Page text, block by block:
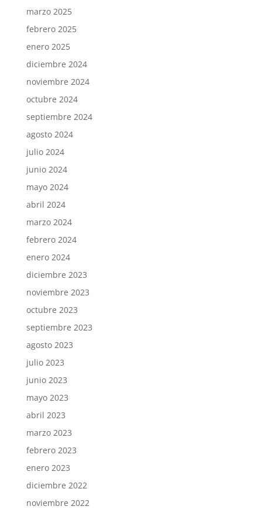
marzo 2025
febrero 2025
enero 2025
diciembre 2024
noviembre 2024
octubre 2024
septiembre 2024
agosto 2024
julio 2024
junio 2024
mayo 2024
abril 2024
marzo 2024
febrero 2024
enero 2024
diciembre 2023
noviembre 2023
octubre 2023
septiembre 2023
agosto 2023
julio 2023
junio 2023
mayo 2023
abril 2023
marzo 2023
febrero 2023
enero 2023
diciembre 2022
noviembre 2022